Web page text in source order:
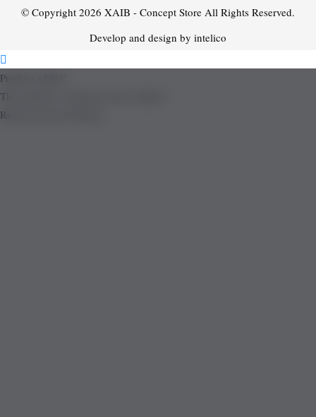
© Copyright 2026 XAIB - Concept Store All Rights Reserved.
Develop and design by intelico
Product added!
The product is already in the wishlist!
Removed from Wishlist